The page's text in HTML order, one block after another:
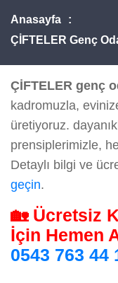
Anasayfa
ÇİFTELER Genç
ÇİFTELER genç
kadromuzla,
üretiyoruz.
prensiplerimizle,
Detaylı bilgi ve
geçin.
🏡 Ücretsiz
İçin Hemen
0543 763 44